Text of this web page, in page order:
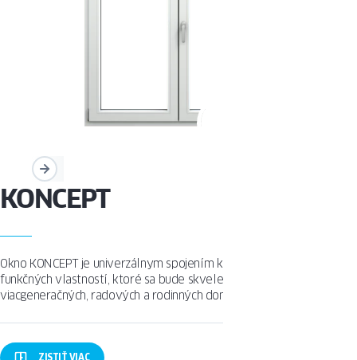
KONCEPT
Okno KONCEPT je univerzálnym spojením klasickej estetiky a
funkčných vlastností, ktoré sa bude skvele hodiť vo
viacgeneračných, radových a rodinných domoch.
ZISTIŤ VIAC